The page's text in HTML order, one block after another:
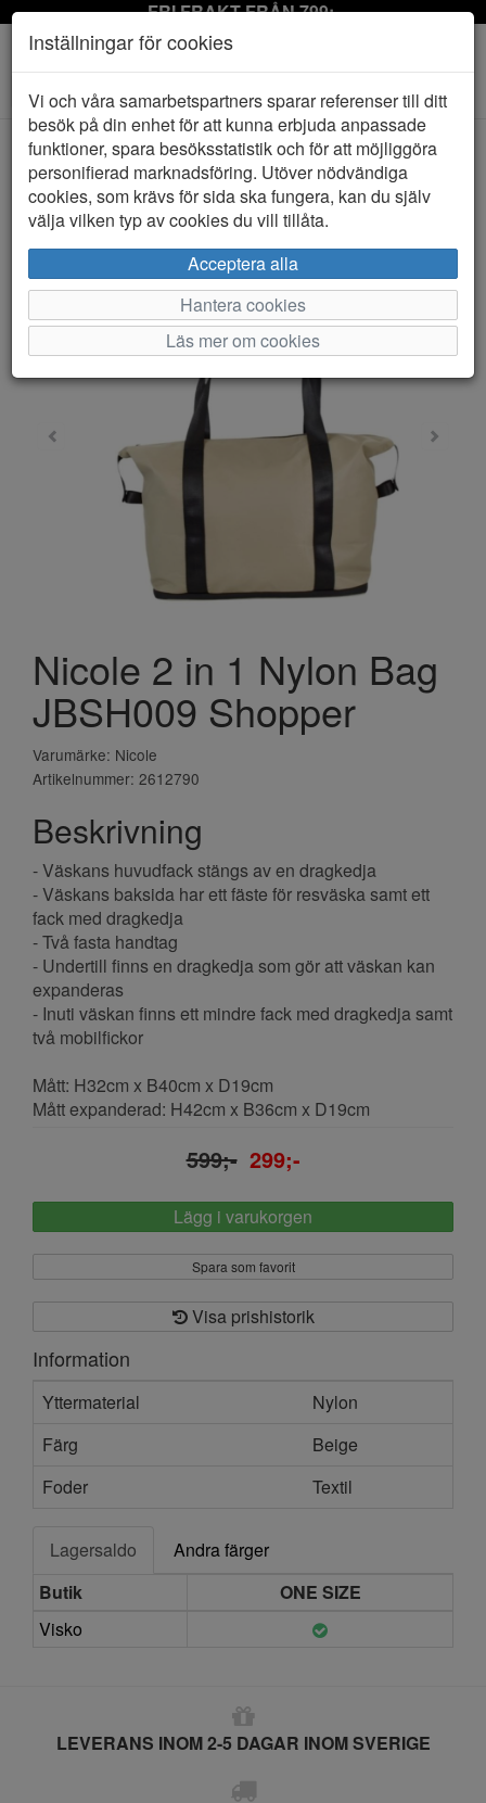
FRI FRAKT FRÅN 799:-
Toggle
navigation
HEM NICOLE
Nicole 2 in 1 Nylon Bag
JBSH009 Shopper
Varumärke: Nicole
Artikelnummer: 2612790
Beskrivning
- Väskans huvudfack stängs av en dragkedja
- Väskans baksida har ett fäste för resväska samt ett
fack med dragkedja
- Två fasta handtag
- Undertill finns en dragkedja som gör att väskan kan
expanderas
- Inuti väskan finns ett mindre fack med dragkedja samt
två mobilfickor
Mått: H32cm x B40cm x D19cm
Mått expanderad: H42cm x B36cm x D19cm
599;- 299;-
Lägg i varukorgen
Spara som favorit
Visa prishistorik
Information
Yttermaterial
Nylon
Färg
Beige
Foder
Textil
Lagersaldo
Andra färger
Butik
ONE SIZE
Visko
LEVERANS INOM 2-5 DAGAR INOM SVERIGE
Inställningar för cookies
Vi och våra samarbetspartners sparar referenser till ditt
besök på din enhet för att kunna erbjuda anpassade
funktioner, spara besöksstatistik och för att möjliggöra
personifierad marknadsföring. Utöver nödvändiga
cookies, som krävs för sida ska fungera, kan du själv
välja vilken typ av cookies du vill tillåta.
Acceptera alla
Hantera cookies
Läs mer om cookies